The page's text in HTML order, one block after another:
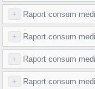
+ Raport consum
+ Raport consum
+ Raport consum
+ Raport consum